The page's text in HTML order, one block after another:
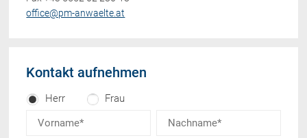
office@pm-anwaelte.at
Kontakt aufnehmen
Herr Frau